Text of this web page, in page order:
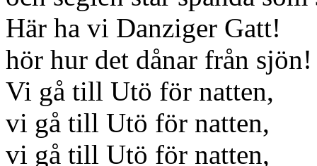
Här ha vi Danziger Gatt!
hör hur det dånar från sjön!
Vi gå till Utö för natten,
vi gå till Utö för natten,
vi gå till Utö för natten,